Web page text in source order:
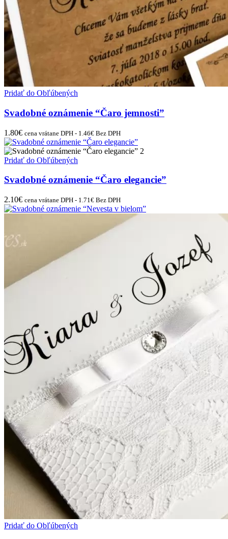
Pridať do Obľúbených
Svadobné oznámenie “Čaro jemnosti”
1.80€ cena vrátane DPH - 1.46€ Bez DPH
Pridať do Obľúbených
Svadobné oznámenie “Čaro elegancie”
2.10€ cena vrátane DPH - 1.71€ Bez DPH
Pridať do Obľúbených